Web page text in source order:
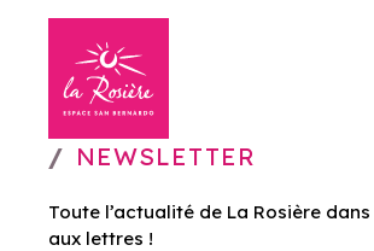
NEWSLETTER
Toute l’actualité de La Rosière
aux lettres !